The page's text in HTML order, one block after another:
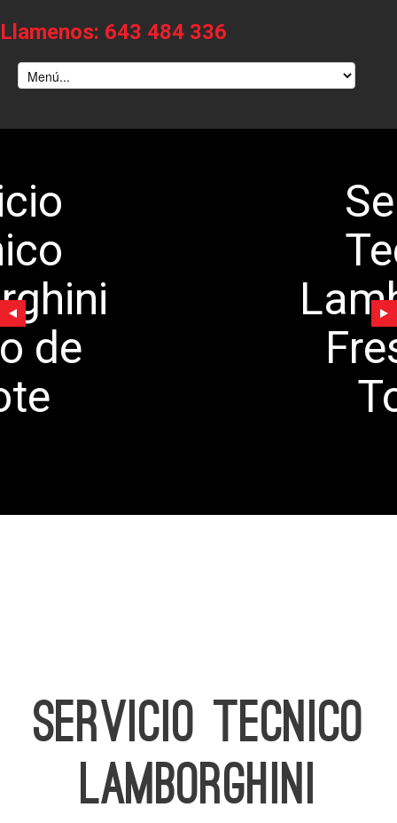
Llamenos: 643 484 336
Servicio
Tecnico
Lamborghini
Fresno de
SERVICIO TECNICO
LAMBORGHINI